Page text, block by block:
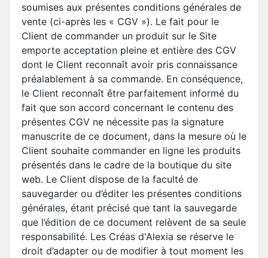
soumises aux présentes conditions générales de
vente (ci-après les « CGV »). Le fait pour le
Client de commander un produit sur le Site
emporte acceptation pleine et entière des CGV
dont le Client reconnaît avoir pris connaissance
préalablement à sa commande. En conséquence,
le Client reconnaît être parfaitement informé du
fait que son accord concernant le contenu des
présentes CGV ne nécessite pas la signature
manuscrite de ce document, dans la mesure où le
Client souhaite commander en ligne les produits
présentés dans le cadre de la boutique du site
web. Le Client dispose de la faculté de
sauvegarder ou d’éditer les présentes conditions
générales, étant précisé que tant la sauvegarde
que l’édition de ce document relèvent de sa seule
responsabilité. Les Créas d'Alexia se réserve le
droit d’adapter ou de modifier à tout moment les